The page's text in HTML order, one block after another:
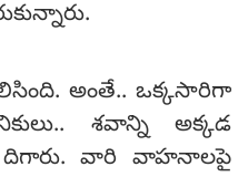
అంతే.. ఒక్కసారిగా
శవాన్ని అక్కడ
దిగారు. వారి వాహనాలపై